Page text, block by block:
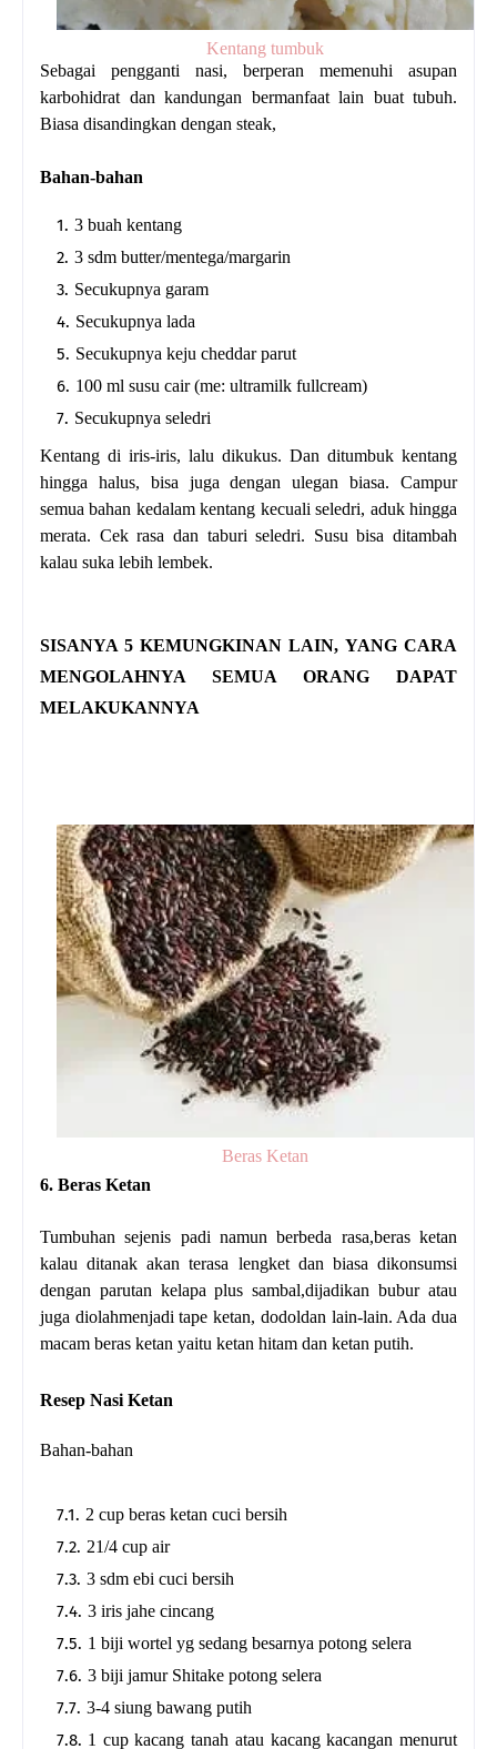
Kentang tumbuk
Sebagai pengganti nasi, berperan memenuhi asupan
karbohidrat dan kandungan bermanfaat lain buat tubuh.
Biasa disandingkan dengan steak,
Bahan-bahan
3 buah kentang
3 sdm butter/mentega/margarin
Secukupnya garam
Secukupnya lada
Secukupnya keju cheddar parut
100 ml susu cair (me: ultramilk fullcream)
Secukupnya seledri
Kentang di iris-iris, lalu dikukus. Dan ditumbuk kentang
hingga halus, bisa juga dengan ulegan biasa. Campur
semua bahan kedalam kentang kecuali seledri, aduk hingga
merata. Cek rasa dan taburi seledri. Susu bisa ditambah
kalau suka lebih lembek.
SISANYA 5 KEMUNGKINAN LAIN, YANG CARA
MENGOLAHNYA SEMUA ORANG DAPAT
MELAKUKANNYA
Beras Ketan
6. Beras Ketan
Tumbuhan sejenis padi namun berbeda rasa,beras ketan
kalau ditanak akan terasa lengket dan biasa dikonsumsi
dengan parutan kelapa plus sambal,dijadikan bubur atau
juga diolahmenjadi tape ketan, dodoldan lain-lain. Ada dua
macam beras ketan yaitu ketan hitam dan ketan putih.
Resep Nasi Ketan
Bahan-bahan
2 cup beras ketan cuci bersih
21/4 cup air
3 sdm ebi cuci bersih
3 iris jahe cincang
1 biji wortel yg sedang besarnya potong selera
3 biji jamur Shitake potong selera
3-4 siung bawang putih
1 cup kacang tanah atau kacang kacangan menurut